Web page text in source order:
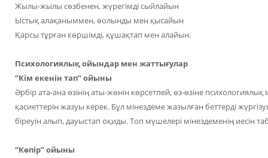
Жылы-жылы сөзбенен, жүрегімді сыйлайын
Ыстық алақаныммен, өолынды мен қысайын
Қарсы тұрған көршімді, құшақтап мен алайын.
Психологиялық ойындар мен жаттығулар
“Кім екенін тап” ойыны
Әрбір ата-ана өзінің аты-жөнін көрсетпей, өз-өзіне
қасиеттерін жазуы керек. Бұл мінездеме жазылған беттерді
біреуін алып, дауыстап оқиды. Топ мүшелері мінездеменің иесін
“Көпір” ойыны